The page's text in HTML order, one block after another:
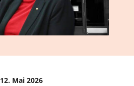
12. Mai 2026